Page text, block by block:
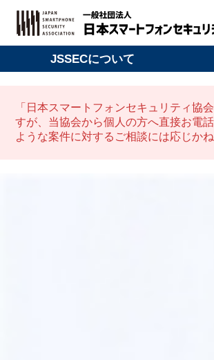
JSSECについて
「日本スマートフォンセキュリティ協
すが、当協会から個人の方へ直接お電
ような案件に対するご相談には応じか